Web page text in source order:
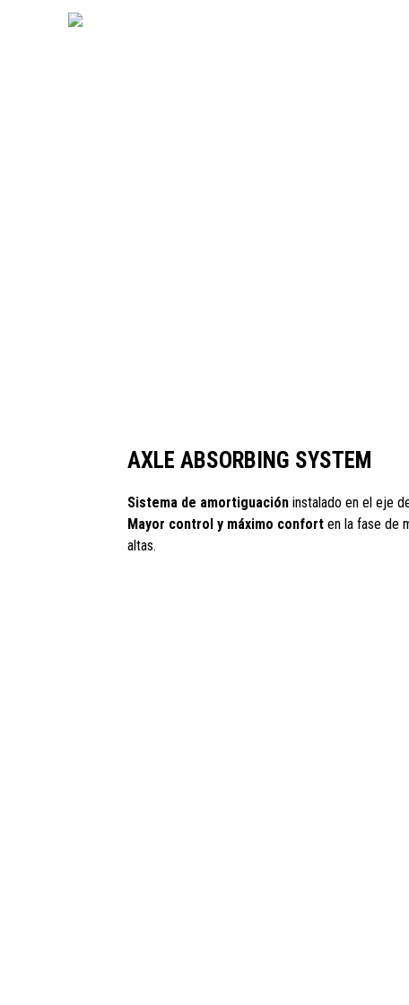
AXLE ABSORBING SYSTEM
Sistema de amortiguacióninstalado en el eje
Mayor control y máximo conforten la fase de
altas.